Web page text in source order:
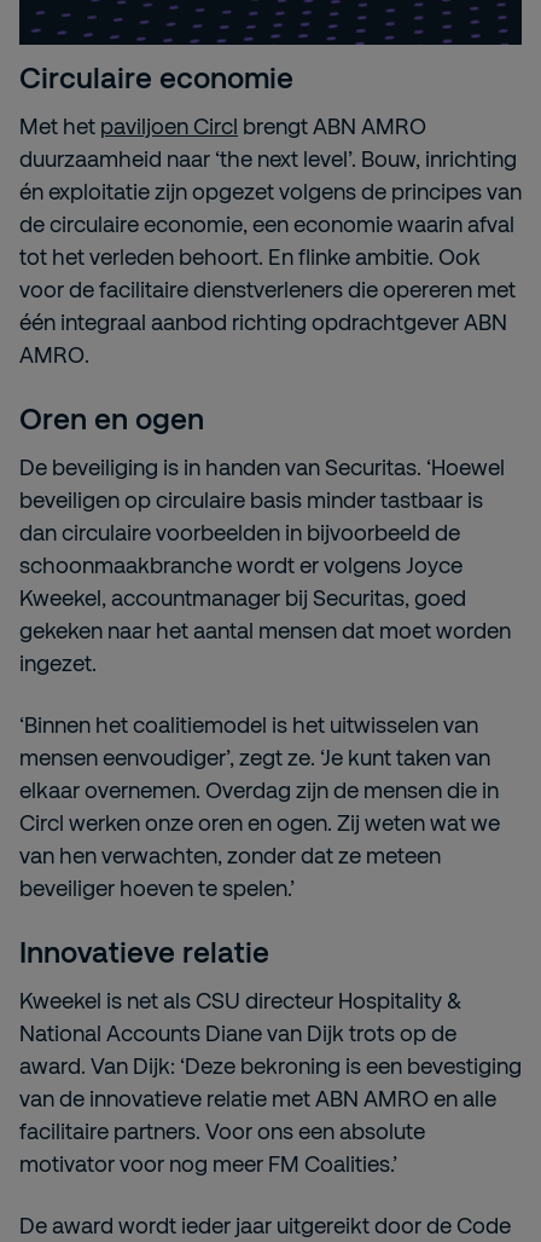
Circulaire economie
Met het paviljoen Circl brengt ABN AMRO
duurzaamheid naar ‘the next level’. Bouw, inrichting
én exploitatie zijn opgezet volgens de principes van
de circulaire economie, een economie waarin afval
tot het verleden behoort. En flinke ambitie. Ook
voor de facilitaire dienstverleners die opereren met
één integraal aanbod richting opdrachtgever ABN
AMRO.
Oren en ogen
De beveiliging is in handen van Securitas. ‘Hoewel
beveiligen op circulaire basis minder tastbaar is
dan circulaire voorbeelden in bijvoorbeeld de
schoonmaakbranche wordt er volgens Joyce
Kweekel, accountmanager bij Securitas, goed
gekeken naar het aantal mensen dat moet worden
ingezet.
‘Binnen het coalitiemodel is het uitwisselen van
mensen eenvoudiger’, zegt ze. ‘Je kunt taken van
elkaar overnemen. Overdag zijn de mensen die in
Circl werken onze oren en ogen. Zij weten wat we
van hen verwachten, zonder dat ze meteen
beveiliger hoeven te spelen.’
Innovatieve relatie
Kweekel is net als CSU directeur Hospitality &
National Accounts Diane van Dijk trots op de
award. Van Dijk: ‘Deze bekroning is een bevestiging
van de innovatieve relatie met ABN AMRO en alle
facilitaire partners. Voor ons een absolute
motivator voor nog meer FM Coalities.’
De award wordt ieder jaar uitgereikt door de Code